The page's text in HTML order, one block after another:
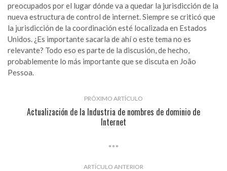
preocupados por el lugar dónde va a quedar la jurisdicción de la
nueva estructura de control de internet. Siempre se criticó que
la jurisdicción de la coordinación esté localizada en Estados
Unidos. ¿Es importante sacarla de ahí o este tema no es
relevante? Todo eso es parte de la discusión, de hecho,
probablemente lo más importante que se discuta en João
Pessoa.
PRÓXIMO ARTÍCULO
Actualización de la Industria de nombres de dominio de
Internet
ARTÍCULO ANTERIOR